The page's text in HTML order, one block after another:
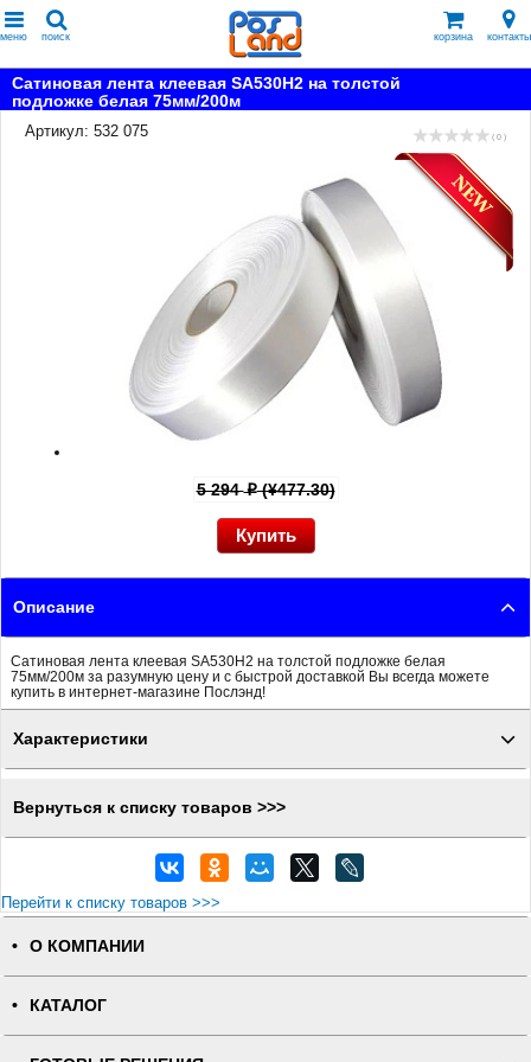
меню поиск корзина контакты
Сатиновая лента клеевая SA530H2 на толстой
подложке белая 75мм/200м
Артикул: 532 075
( 0 )
5 294p(¥477.30)
Описание
Сатиновая лента клеевая SA530H2 на толстой подложке белая
75мм/200м за разумную цену и с быстрой доставкой Вы всегда можете
купить в интернет-магазине Послэнд!
Характеристики
Вернуться к списку товаров >>>
Перейти к списку товаров >>>
О КОМПАНИИ
КАТАЛОГ